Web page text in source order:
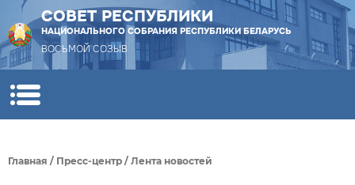
СОВЕТ РЕСПУБЛИКИ
НАЦИОНАЛЬНОГО СОБРАНИЯ РЕСПУБЛИКИ БЕЛАРУСЬ
ВОСЬМОЙ СОЗЫВ
Главная / Пресс-центр / Лента новостей